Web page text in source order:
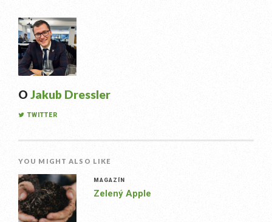
O Jakub Dressler
TWITTER
YOU MIGHT ALSO LIKE
MAGAZÍN
Zelený Apple